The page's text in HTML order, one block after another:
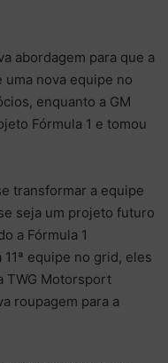
abordagem para que a
nova equipe no
enquanto a GM
Fórmula 1 e tomou
transformar a equipe
seja um projeto futuro
a Fórmula 1
equipe no grid, eles
TWG Motorsport
roupagem para a